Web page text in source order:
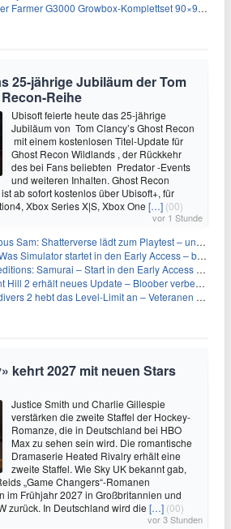
G3000 Growbox-Komplettset 90×90×180 cm für 379,99€
25-jährige Jubiläum der Tom
Reihe
Ubisoft feierte heute das 25-jährige
Jubiläum von Tom Clancy’s Ghost Recon
mit einem kostenlosen Titel-Update für
Ghost Recon Wildlands , der Rückkehr
des bei Fans beliebten Predator -Events
und weiteren Inhalten. Ghost Recon
ab sofort kostenlos über Ubisoft+, für
Xbox Series X|S, Xbox One […] (00)
vor 1 Stunde
Sam: Shatterverse lädt zum Playtest – und erscheint schon bald!
Simulator startet in den Early Access – bald gehts los!
Samurai – Start in den Early Access ab heute im feudalen Japan
2 erhält neues Update – Bloober verbessert Grafik und Performance
2 hebt das Level-Limit an – Veteranen können endlich weiter aufsteigen
kehrt 2027 mit neuen Stars
Justice Smith und Charlie Gillespie
verstärken die zweite Staffel der Hockey-
Romanze, die in Deutschland bei HBO
Max zu sehen sein wird. Die romantische
Dramaserie Heated Rivalry erhält eine
zweite Staffel. Wie Sky UK bekannt gab,
„Game Changers“-Romanen
im Frühjahr 2027 in Großbritannien und
zurück. In Deutschland wird die […] (00)
vor 3 Stunden